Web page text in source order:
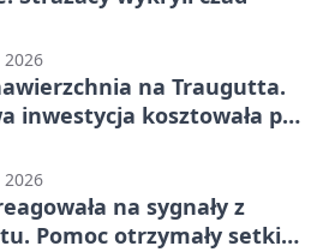
na Traugutta.
inwestycja kosztowała pół
na sygnały z
Pomoc otrzymały setki